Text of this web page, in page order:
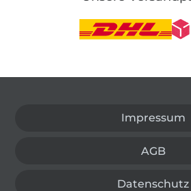
Impressum
AGB
Datenschutz